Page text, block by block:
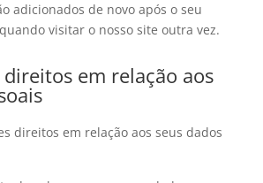
adicionados de novo após o seu
visitar o nosso site outra vez.
direitos em relação aos
direitos em relação aos seus dados